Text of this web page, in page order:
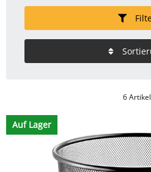
6 Artikel
Auf Lager